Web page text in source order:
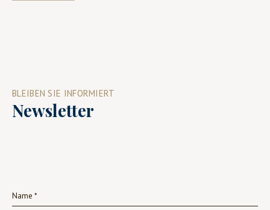
BLEIBEN SIE INFORMIERT
Newsletter